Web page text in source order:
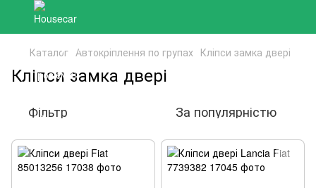
Каталог Автокріплення по групах Кліпси замка двері
Кліпси замка двері
Фільтр За популярністю